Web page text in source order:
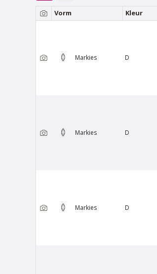
Vorm Kleur
Markies D
Markies D
Markies D